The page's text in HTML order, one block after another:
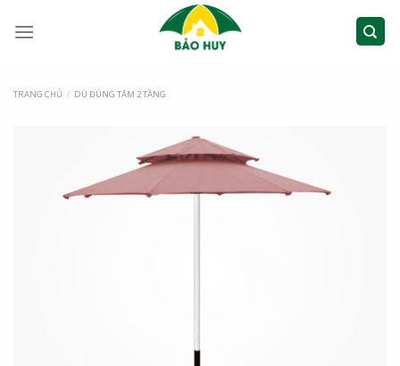
TRANG CHỦ / DÙ ĐÚNG TÂM 2 TẦNG